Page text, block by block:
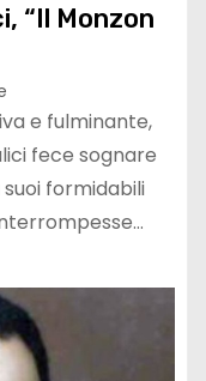
“Il Monzon
e fulminante,
fece sognare
formidabili